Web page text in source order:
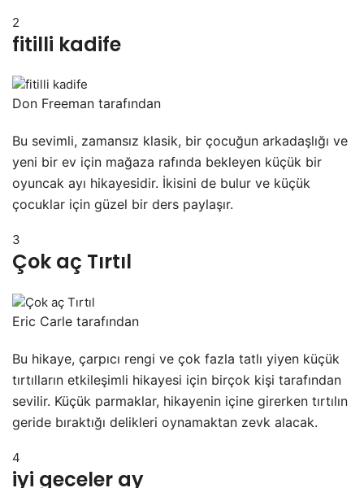
2
fitilli kadife
Don Freeman tarafından
Bu sevimli, zamansız klasik, bir çocuğun arkadaşlığı ve
yeni bir ev için mağaza rafında bekleyen küçük bir
oyuncak ayı hikayesidir. İkisini de bulur ve küçük
çocuklar için güzel bir ders paylaşır.
3
Çok aç Tırtıl
Eric Carle tarafından
Bu hikaye, çarpıcı rengi ve çok fazla tatlı yiyen küçük
tırtılların etkileşimli hikayesi için birçok kişi tarafından
sevilir. Küçük parmaklar, hikayenin içine girerken tırtılın
geride bıraktığı delikleri oynamaktan zevk alacak.
4
iyi geceler ay